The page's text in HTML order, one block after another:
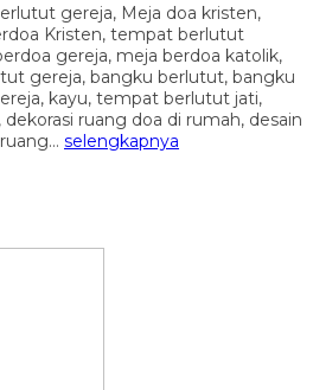
gereja, Meja doa kristen,
Kristen, tempat berlutut
gereja, meja berdoa katolik,
gereja, bangku berlutut, bangku
kayu, tempat berlutut jati,
ruang doa di rumah, desain
selengkapnya